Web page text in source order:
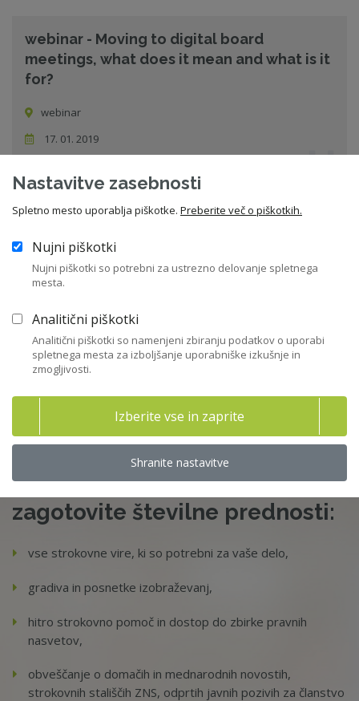
webinar - Moving to digital board
meetings, what does it mean and what is it
for?
webinar
17. 01. 2019
Dom gospodarstva (GZS), Dimičeva 13, Ljubljana
31. 01. 2019
Seminar
Postanite član ZNS in si
zagotovite številne prednosti:
vse strokovne vire, ki so potrebni za vaše delo,
gradiva in posnetke izobraževanj,
hitro strokovno pomoč in dostop do zbirke pravnih
nasvetov,
obveščanje o domačih in mednarodnih novostih,
strokovnih stališčih ZNS, odprtih javnih pozivih za članstvo
Nastavitve zasebnosti
Spletno mesto uporablja piškotke. Preberite več o piškotkih.
Nujni piškotki
Nujni piškotki so potrebni za ustrezno delovanje spletnega
mesta.
Analitični piškotki
Analitični piškotki so namenjeni zbiranju podatkov o uporabi
spletnega mesta za izboljšanje uporabniške izkušnje in
zmogljivosti.
Izberite vse in zaprite
Shranite nastavitve